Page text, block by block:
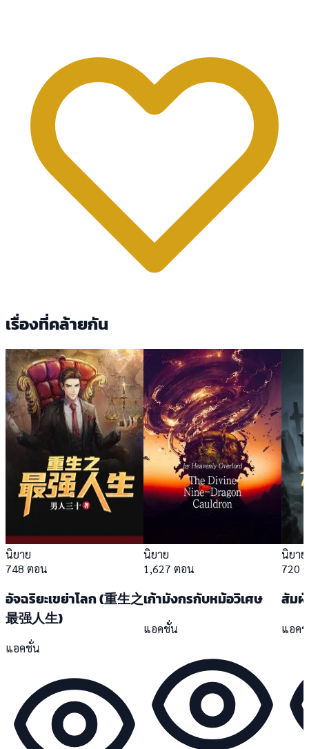
เรื่องที่คล้ายกัน
นิยาย
748 ตอน
อัจฉริยะเขย่าโลก (重生之
最强人生)
แอคชั่น
นิยาย
1,627 ตอน
เก้ามังกรกับหม้อวิเศษ
แอคชั่น
นิยาย
720
สัมผั
แอค